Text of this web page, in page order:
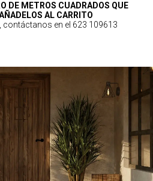
DE METROS CUADRADOS QUE
AL CARRITO
contáctanos en el 623 109613